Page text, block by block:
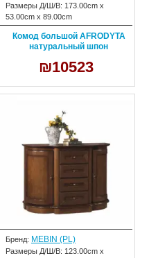
Размеры Д/Ш/В: 173.00cm x
53.00cm x 89.00cm
Комод большой AFRODYTA
натуральный шпон
₪10523
Бренд: MEBIN (PL)
Размеры Д/Ш/В: 123.00cm x